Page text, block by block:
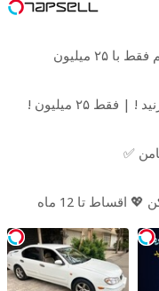
میخوای ایمپلنت کنی؟ | الان وقتشه | اونم فقط با ۲۵ میلیون
۲۵ میلیون !
تا 12 ماه